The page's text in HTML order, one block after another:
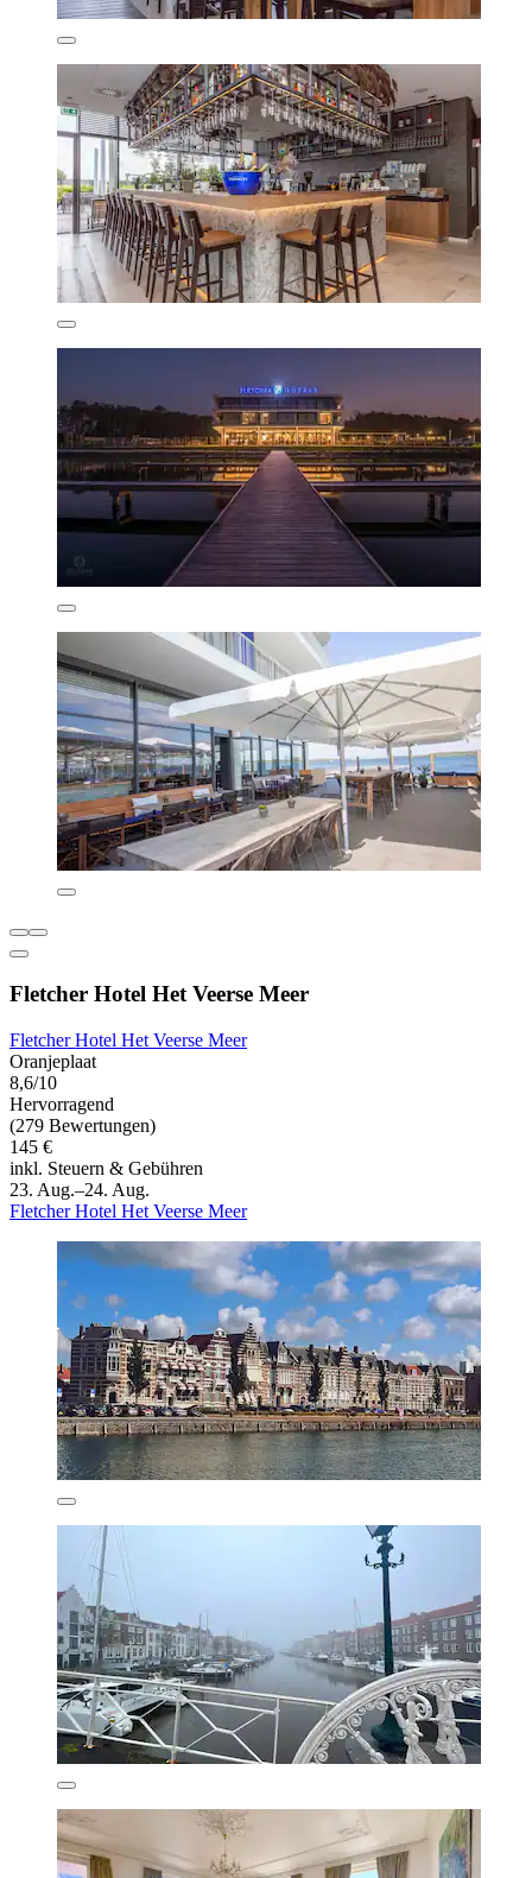
Fletcher Hotel Het Veerse Meer
Fletcher Hotel Het Veerse Meer
Oranjeplaat
8,6/10
Hervorragend
(279 Bewertungen)
145 €
inkl. Steuern & Gebühren
23. Aug.–24. Aug.
Fletcher Hotel Het Veerse Meer